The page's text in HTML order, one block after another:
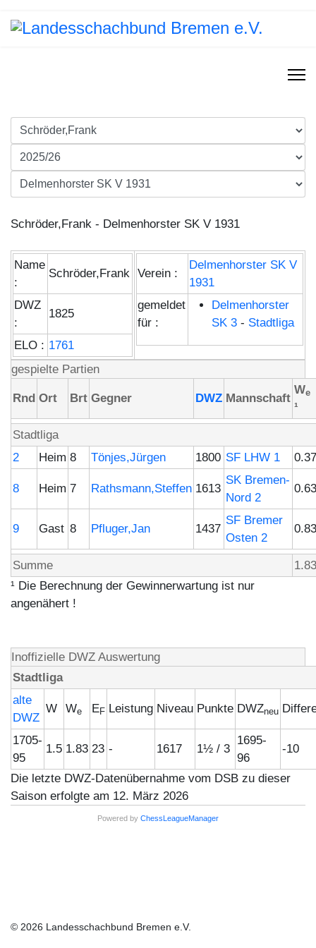
Schröder,Frank - Delmenhorster SK V 1931
Name
:
Schröder,Frank
DWZ
:
1825
ELO : 1761
Verein :
Delmenhorster SK V
1931
gemeldet
für :
Delmenhorster
SK 3 - Stadtliga
gespielte Partien
Rnd Ort Brt Gegner DWZ Mannschaft
We
¹
Stadtliga
2
Heim 8 Tönjes,Jürgen 1800 SF LHW 1 0.37
8 Heim 7 Rathsmann,Steffen 1613
SK Bremen-
Nord 2
0.63
9 Gast 8 Pfluger,Jan 1437
SF Bremer
Osten 2
0.83
Summe
1.83
¹ Die Berechnung der Gewinnerwartung ist nur
angenähert !
Inoffizielle DWZ Auswertung
Stadtliga
alte
DWZ
W We EF Leistung Niveau Punkte DWZneu
1705-
95
1.5 1.83 23 - 1617 1½ / 3
1695-
96
-10
Die letzte DWZ-Datenübernahme vom DSB zu dieser
Saison erfolgte am 12. März 2026
Powered by ChessLeagueManager
© 2026 Landesschachbund Bremen e.V.